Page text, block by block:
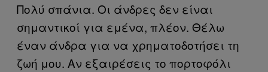
Πολύ σπάνια. Οι άνδρες δεν είναι
σημαντικοί για εμένα, πλέον. Θέλω
έναν άνδρα για να χρηματοδοτήσει τη
ζωή μου. Αν εξαιρέσεις το πορτοφόλι